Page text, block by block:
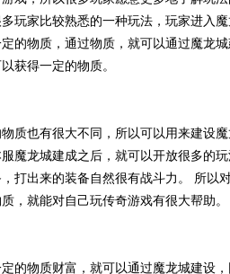
玩家比较熟悉的一种玩法，玩家进入
的物质，通过物质，就可以通过魔龙
获得一定的物质。
质也有很大不同，所以可以用来建设
魔龙城建成之后，就可以开放很多的
打出来的装备自然很有战斗力。 所以
，就能对自己玩传奇游戏有很大帮助。
的物质财富，就可以通过魔龙城建设